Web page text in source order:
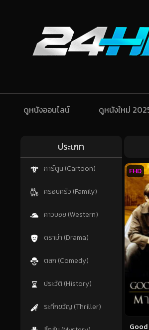
ดูหนังออนไลน์ ดูหนังใหม่
ประเภท
การ์ตูน (Cartoon)
ครอบครัว (Family)
คาวบอย (Western)
ดราม่า (Drama)
ตลก (Comedy)
ประวัติ (History)
ระทึกขวัญ (Thriller)
Good
FHD